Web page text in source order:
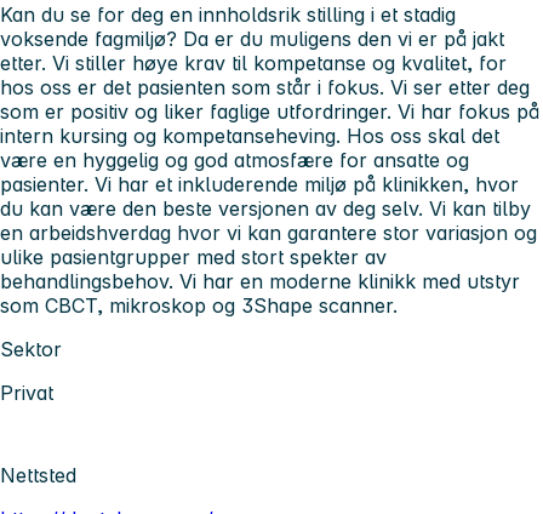
Kan du se for deg en innholdsrik stilling i et stadig
voksende fagmiljø? Da er du muligens den vi er på jakt
etter. Vi stiller høye krav til kompetanse og kvalitet, for
hos oss er det pasienten som står i fokus. Vi ser etter deg
som er positiv og liker faglige utfordringer. Vi har fokus på
intern kursing og kompetanseheving. Hos oss skal det
være en hyggelig og god atmosfære for ansatte og
pasienter. Vi har et inkluderende miljø på klinikken, hvor
du kan være den beste versjonen av deg selv. Vi kan tilby
en arbeidshverdag hvor vi kan garantere stor variasjon og
ulike pasientgrupper med stort spekter av
behandlingsbehov. Vi har en moderne klinikk med utstyr
som CBCT, mikroskop og 3Shape scanner.
Sektor
Privat
Nettsted